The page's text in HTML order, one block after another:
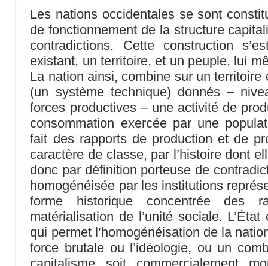
Les nations occidentales se sont
de fonctionnement de la structure
contradictions. Cette construction
existant, un territoire, et un peuple, lui
La nation ainsi, combine sur un
(un système technique) donnés –
forces productives – une activité de
consommation exercée par une
fait des rapports de production et de
caractère de classe, par l’histoire dont
donc par définition porteuse de
homogénéisée par les institutions
forme historique concentrée des
matérialisation de l’unité sociale.
qui permet l’homogénéisation de la
force brutale ou l’idéologie, ou un